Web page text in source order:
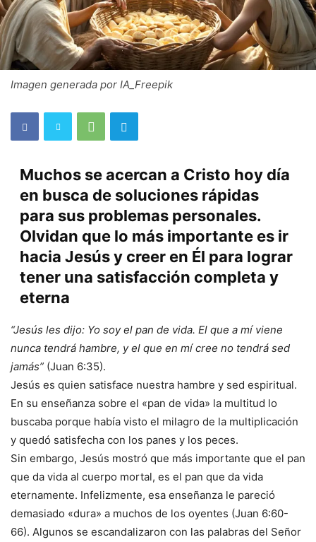
Imagen generada por IA_Freepik
Muchos se acercan a Cristo hoy día
en busca de soluciones rápidas
para sus problemas personales.
Olvidan que lo más importante es ir
hacia Jesús y creer en Él para lograr
tener una satisfacción completa y
eterna
“Jesús les dijo: Yo soy el pan de vida. El que a mí viene
nunca tendrá hambre, y el que en mí cree no tendrá sed
jamás” (Juan 6:35).
Jesús es quien satisface nuestra hambre y sed espiritual.
En su enseñanza sobre el «pan de vida» la multitud lo
buscaba porque había visto el milagro de la multiplicación
y quedó satisfecha con los panes y los peces.
Sin embargo, Jesús mostró que más importante que el pan
que da vida al cuerpo mortal, es el pan que da vida
eternamente. Infelizmente, esa enseñanza le pareció
demasiado «dura» a muchos de los oyentes (Juan 6:60-
66). Algunos se escandalizaron con las palabras del Señor